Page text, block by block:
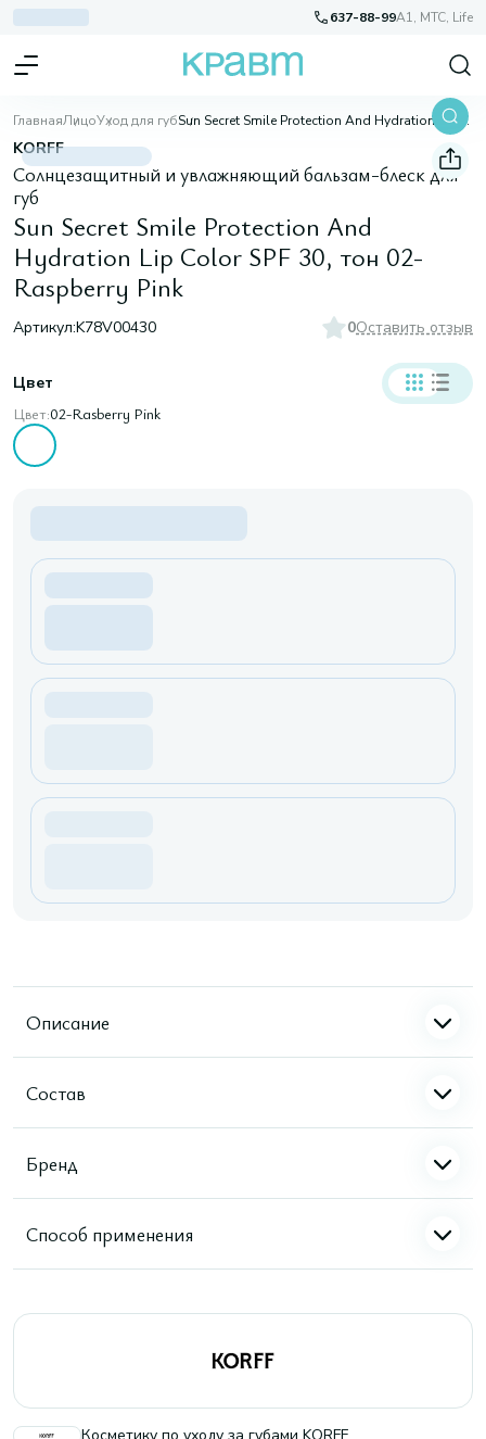
637-88-99A1, МТС, Life
ГлавнаяЛицоУход для губ Sun Secret Smile Protection And Hydration Lip Color SPF 30, тон 02-Raspberry Pink
KORFF
Солнцезащитный и увлажняющий бальзам-блеск для
губ
Sun Secret Smile Protection And
Hydration Lip Color SPF 30, тон 02-
Raspberry Pink
Артикул:K78V00430 0Оставить отзыв
Цвет
Цвет:02-Rasberry Pink
Описание
Состав
Бренд
Способ применения